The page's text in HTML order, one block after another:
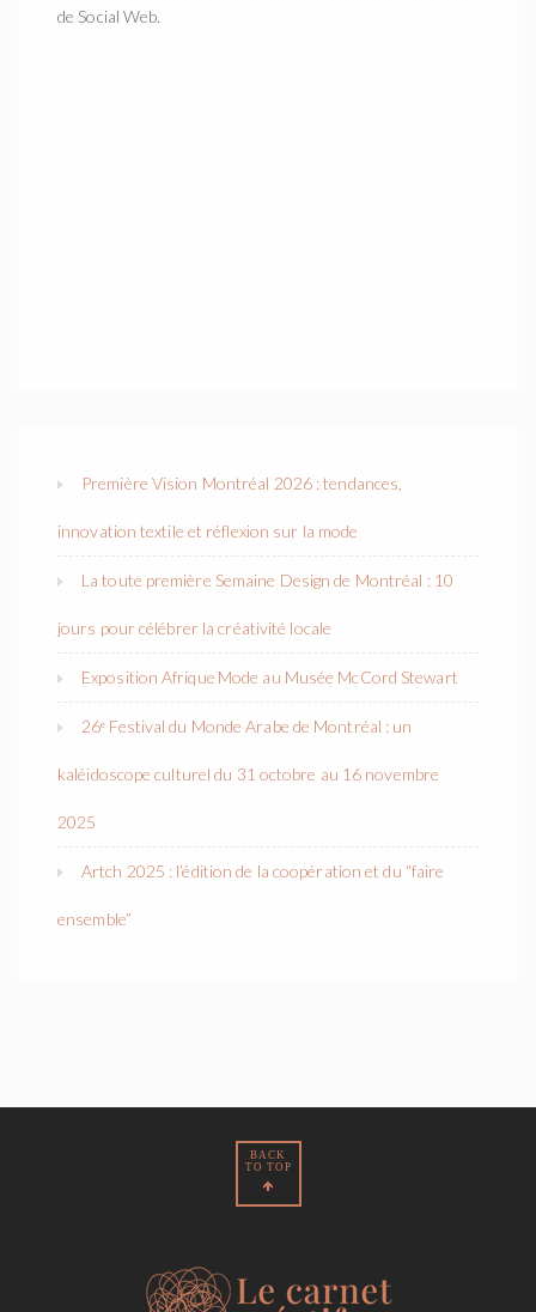
de Social Web.
Première Vision Montréal 2026 : tendances,
innovation textile et réflexion sur la mode
La toute première Semaine Design de Montréal : 10
jours pour célébrer la créativité locale
Exposition Afrique Mode au Musée McCord Stewart
26ᵉ Festival du Monde Arabe de Montréal : un
kaléidoscope culturel du 31 octobre au 16 novembre
2025
Artch 2025 : l’édition de la coopération et du “faire
ensemble”
BACK
TO TOP